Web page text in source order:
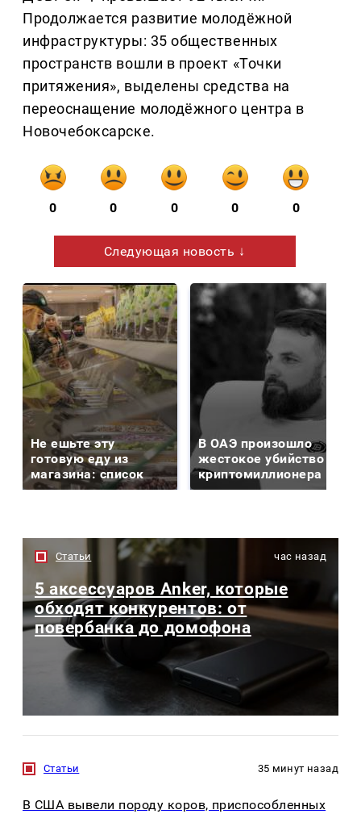
Продолжается развитие молодёжной
инфраструктуры: 35 общественных
пространств вошли в проект «Точки
притяжения», выделены средства на
переоснащение молодёжного центра в
Новочебоксарске.
0 0 0 0 0
Следующая новость ↓
Не ешьте эту
готовую еду из
магазина: список
В ОАЭ произошло
жестокое убийство
криптомиллионера
Статьи час назад
5 аксессуаров Anker, которые
обходят конкурентов: от
повербанка до домофона
Статьи 35 минут назад
В США вывели породу коров, приспособленных